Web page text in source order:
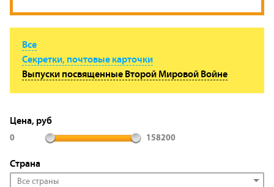
Все
Секретки, почтовые карточки
Выпуски посвященные Второй Мировой Войне
Цена, руб
0 158200
Страна
Все страны